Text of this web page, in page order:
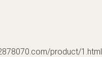
product/1.html